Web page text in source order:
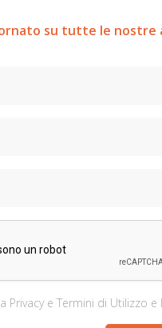
su tutte le
Privacy e Termini di Utilizzo e